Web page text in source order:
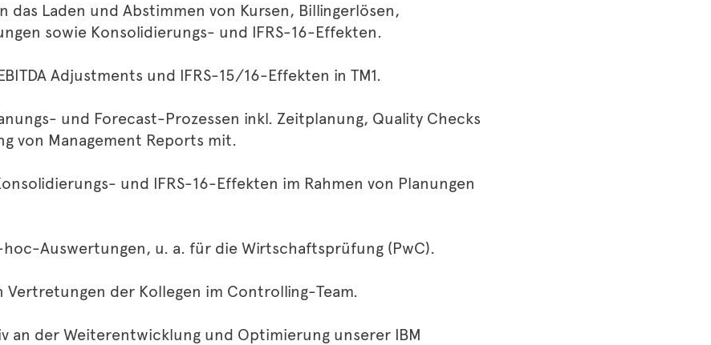
das Laden und Abstimmen von Kursen, Billingerlösen,
sowie Konsolidierungs- und IFRS-16-Effekten.
Adjustments und IFRS-15/16-Effekten in TM1.
und Forecast-Prozessen inkl. Zeitplanung, Quality Checks
von Management Reports mit.
und IFRS-16-Effekten im Rahmen von Planungen
hoc-Auswertungen, u. a. für die Wirtschaftsprüfung (PwC).
Vertretungen der Kollegen im Controlling-Team.
an der Weiterentwicklung und Optimierung unserer IBM